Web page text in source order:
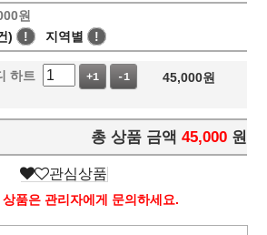
원
) ! 지역별 !
하트
+1 -1 45,000원
총 상품 금액 45,000 원
관심상품
품은 관리자에게 문의하세요.